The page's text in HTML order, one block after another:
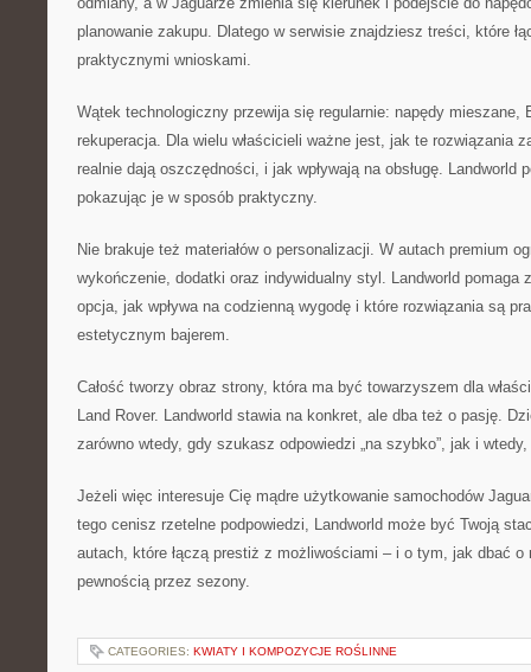
planowanie zakupu. Dlatego w serwisie znajdziesz treści, które
praktycznymi wnioskami.
Wątek technologiczny przewija się regularnie: napędy mieszane,
rekuperacja. Dla wielu właścicieli ważne jest, jak te rozwiązania
realnie dają oszczędności, i jak wpływają na obsługę. Landworld
pokazując je w sposób praktyczny.
Nie brakuje też materiałów o personalizacji. W autach premium
wykończenie, dodatki oraz indywidualny styl. Landworld pomaga
opcja, jak wpływa na codzienną wygodę i które rozwiązania są
estetycznym bajerem.
Całość tworzy obraz strony, która ma być towarzyszem dla
Land Rover. Landworld stawia na konkret, ale dba też o pasję.
zarówno wtedy, gdy szukasz odpowiedzi „na szybko”, jak i
Jeżeli więc interesuje Cię mądre użytkowanie samochodów
tego cenisz rzetelne podpowiedzi, Landworld może być Twoją
autach, które łączą prestiż z możliwościami – i o tym, jak dbać o
pewnością przez sezony.
CATEGORIES: KWIATY I KOMPOZYCJE ROŚLINNE